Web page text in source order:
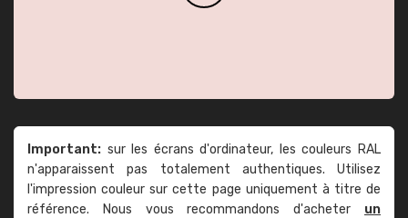
Important: sur les écrans d'ordinateur, les couleurs RAL
n'apparaissent pas totalement authentiques. Utilisez
l'impression couleur sur cette page uniquement à titre de
référence. Nous vous recommandons d'acheter un